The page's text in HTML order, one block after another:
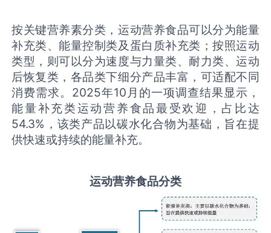
按关键营养素分类，运动营养食品可以分为能量
补充类、能量控制类及蛋白质补充类；按照运动
类型，则可以分为速度与力量类、耐力类、运动
后恢复类，各品类下细分产品丰富，可适配不同
消费需求。2025年10月的一项调查结果显示，
能量补充类运动营养食品最受欢迎，占比达
54.3%，该类产品以碳水化合物为基础，旨在提
供快速或持续的能量补充。
运动营养食品分类